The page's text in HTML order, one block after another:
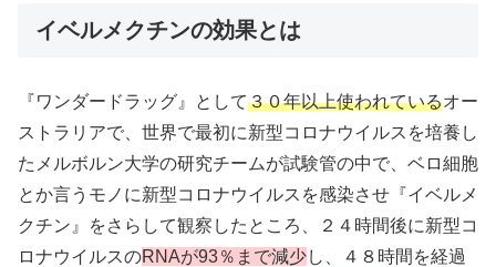
イベルメクチンの効果とは
『ワンダードラッグ』として３０年以上使われているオー
ストラリアで、世界で最初に新型コロナウイルスを培養し
たメルボルン大学の研究チームが試験管の中で、ベロ細胞
とか言うモノに新型コロナウイルスを感染させ『イベルメ
クチン』をさらして観察したところ、２４時間後に新型コ
ロナウイルスのRNAが93％まで減少し、４８時間を経過